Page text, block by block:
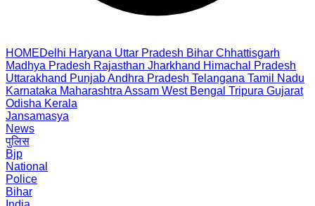
HOMEDelhi Haryana Uttar Pradesh Bihar Chhattisgarh
Madhya Pradesh Rajasthan Jharkhand Himachal Pradesh
Uttarakhand PunjabAndhra Pradesh Telangana Tamil Nadu
Karnataka Maharashtra Assam West Bengal Tripura Gujarat
Odisha Kerala
Jansamasya
News
पुलिस
Bjp
National
Police
Bihar